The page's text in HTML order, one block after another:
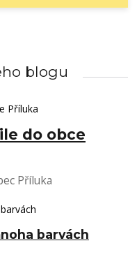
blogu
do obce
Příluka
barvách